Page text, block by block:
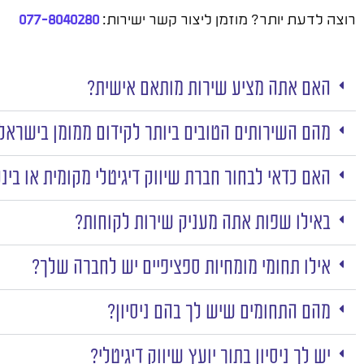
רוצה לדעת יותר? מוזמן ליצור קשר ישירות:077-8040280
האם אתה מציע שירות מותאם אישית?
מהם השירותים הטובים ביותר לקידום ממומן
האם כדאי לבחור חברת שיווק דיגיטלי מקומית או
באילו שפות אתה מעניק שירות לקוחות?
אילו תחומי מומחיות ספציפיים יש לחברה שלך?
מהם התחומים שיש לך בהם ניסיון?
יש לך ניסיון בתור יועץ שיווק דיגיטלי?